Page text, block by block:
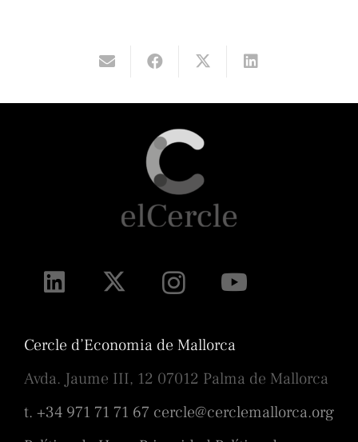
Cercle d’Economia de Mallorca
Avda. Jaume III, 12 07012 Palma de Mallorca
t. +34 971 71 71 67 cercle@cerclemallorca.org